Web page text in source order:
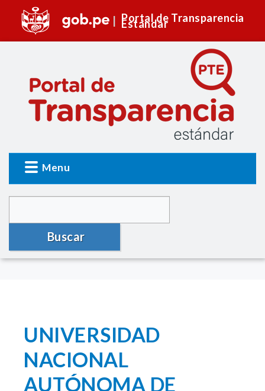
Portal de Transparencia
Estándar
Menu
Buscar
UNIVERSIDAD
NACIONAL
AUTÓNOMA DE